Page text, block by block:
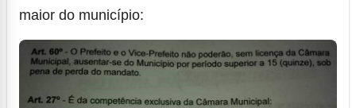
maior do município: